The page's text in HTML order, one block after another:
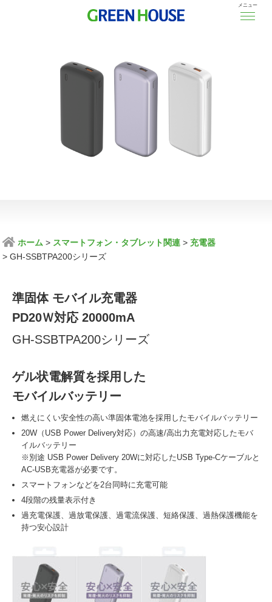
メニュー
ホーム スマートフォン・タブレット関連
充電器
GH-SSBTPA200シリーズ
準固体 モバイル充電器
PD20Ｗ対応 20000mA
GH-SSBTPA200シリーズ
ゲル状電解質を採用した
モバイルバッテリー
燃えにくい安全性の高い準固体電池を採用したモバイルバッテリー
20W（USB Power Delivery対応）の高速/高出力充電対応したモバ
イルバッテリー
※別途 USB Power Delivery 20Wに対応したUSB Type-Cケーブルと
AC-USB充電器が必要です。
スマートフォンなどを2台同時に充電可能
4段階の残量表示付き
過充電保護、過放電保護、過電流保護、短絡保護、過熱保護機能を
持つ安心設計